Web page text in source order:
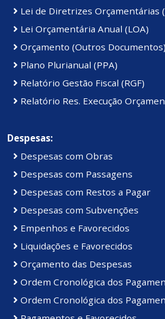
Lei de Diretrizes Orçamentárias
Lei Orçamentária Anual (LOA)
Orçamento (Outros Documentos)
Plano Plurianual (PPA)
Relatório Gestão Fiscal (RGF)
Relatório Res. Execução
Despesas:
Despesas com Obras
Despesas com Passagens
Despesas com Restos a Pagar
Despesas com Subvenções
Empenhos e Favorecidos
Liquidações e Favorecidos
Orçamento das Despesas
Ordem Cronológica dos
Ordem Cronológica dos